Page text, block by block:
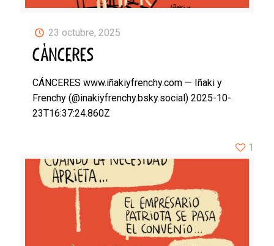
23 octubre, 2025
CÁNCERES
CÁNCERES www.iñakiyfrenchy.com — Iñaki y
Frenchy (@inakiyfrenchy.bsky.social) 2025-10-
23T16:37:24.860Z
1